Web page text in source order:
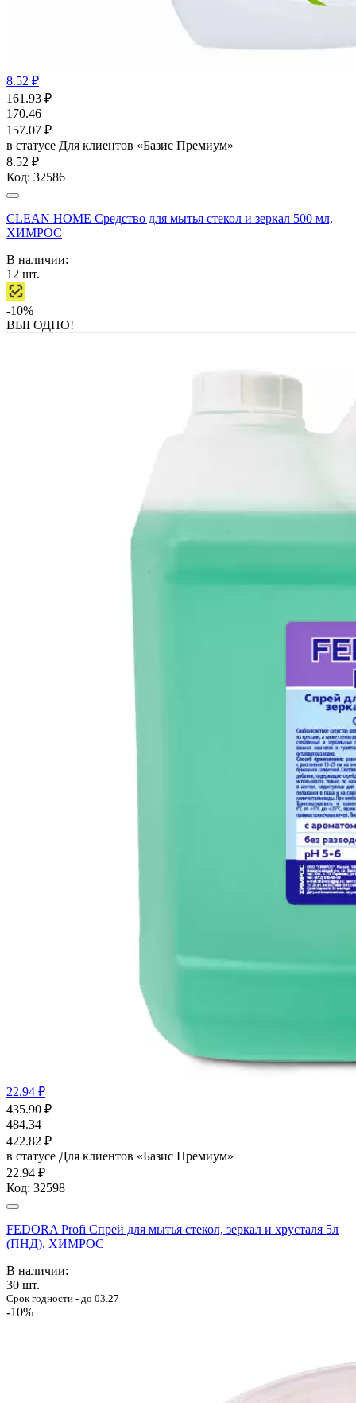
8.52 ₽
161.93 ₽
170.46
157.07 ₽
в статусе Для клиентов «Базис Премиум»
8.52 ₽
Код: 32586
CLEAN HOME Средство для мытья стекол и зеркал 500 мл,
ХИМРОС
В наличии:
12 шт.
-10%
ВЫГОДНО!
22.94 ₽
435.90 ₽
484.34
422.82 ₽
в статусе Для клиентов «Базис Премиум»
22.94 ₽
Код: 32598
FEDORA Profi Спрей для мытья стекол, зеркал и хрусталя 5л
(ПНД), ХИМРОС
В наличии:
30 шт.
Срок годности - до 03.27
-10%